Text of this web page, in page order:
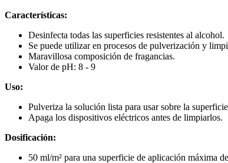
Características:
Desinfecta todas las superficies resistentes al alcohol.
Se puede utilizar en procesos de pulverización y
Maravillosa composición de fragancias.
Valor de pH: 8 - 9
Uso:
Pulveriza la solución lista para usar sobre la
Apaga los dispositivos eléctricos antes de limpiarlos.
Dosificación:
50 ml/m² para una superficie de aplicación máxima